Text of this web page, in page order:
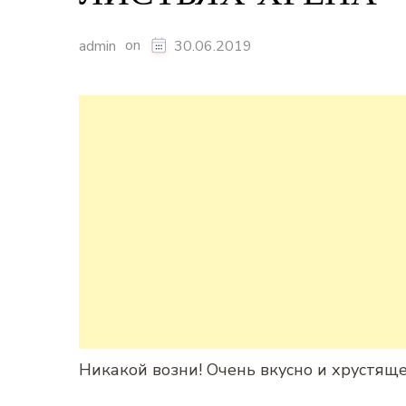
admin on 30.06.2019
Никакой возни! Очень вкусно и